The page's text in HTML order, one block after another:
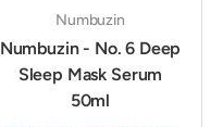
Numbuzin
Numbuzin - No. 6 Deep
Sleep Mask Serum
50ml